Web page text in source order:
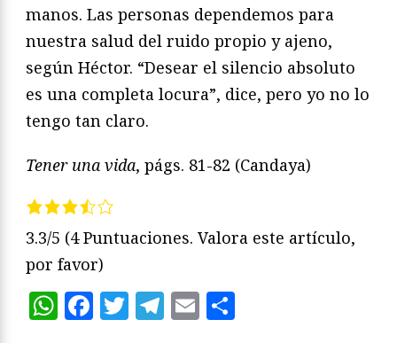
manos. Las personas dependemos para
nuestra salud del ruido propio y ajeno,
según Héctor. “Desear el silencio absoluto
es una completa locura”, dice, pero yo no lo
tengo tan claro.
Tener una vida, págs. 81-82 (Candaya)
3.3/5 (4 Puntuaciones. Valora este artículo,
por favor)
WhatsApp
Facebook
Twitter
Telegram
Email